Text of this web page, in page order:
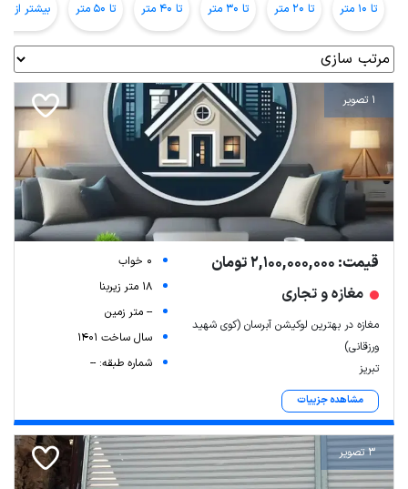
تا 10 متر تا 20 متر تا 30 متر تا 40 متر تا 50 متر بیشتر از 50 متر
1 تصویر
قیمت: 2,100,000,000 تومان
مغازه و تجاری
مغازه در بهترین لوکیشن آبرسان (کوی شهید
ورزقانی)
تبریز
مشاهده جزییات
0 خواب
18 متر زیربنا
-- متر زمین
سال ساخت 1401
شماره طبقه: --
3 تصویر